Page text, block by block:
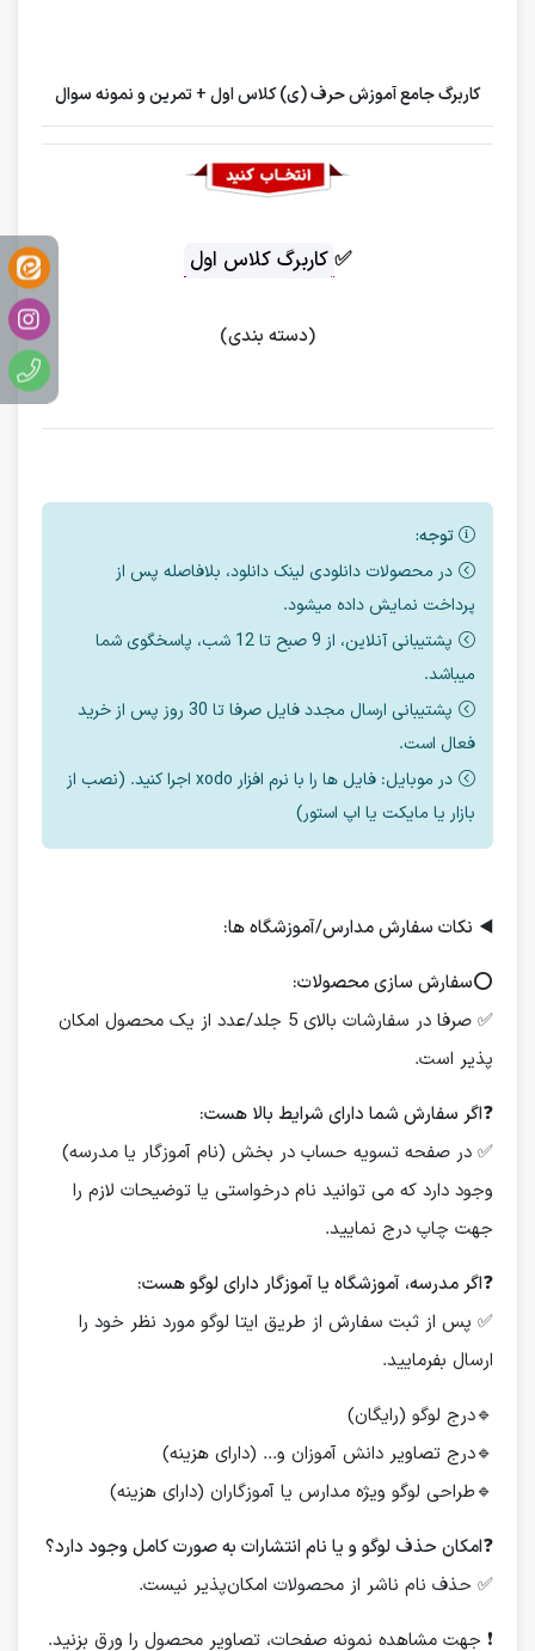
کاربرگ جامع آموزش حرف (ی) کلاس اول + تمرین و نمونه سوال
✅کاربرگ کلاس اول
(دسته بندی)
توجه:
در محصولات دانلودی لینک دانلود، بلافاصله پس از
پرداخت نمایش داده میشود.
پشتیبانی آنلاین، از 9 صبح تا 12 شب، پاسخگوی شما
میباشد.
پشتیبانی ارسال مجدد فایل صرفا تا 30 روز پس از خرید
فعال است.
در موبایل: فایل ها را با نرم افزار xodo اجرا کنید. (نصب از
بازار یا مایکت یا اپ استور)
◀️ نکات سفارش مدارس/آموزشگاه ها:
⭕️سفارش سازی محصولات:
✅ صرفا در سفارشات بالای 5 جلد/عدد از یک محصول امکان
پذیر است.
❓اگر سفارش شما دارای شرایط بالا هست:
✅ در صفحه تسویه حساب در بخش (نام آموزگار یا مدرسه)
وجود دارد که می توانید نام درخواستی یا توضیحات لازم را
جهت چاپ درج نمایید.
❓اگر مدرسه، آموزشگاه یا آموزگار دارای لوگو هست:
✅ پس از ثبت سفارش از طریق ایتا لوگو مورد نظر خود را
ارسال بفرمایید.
🔹درج لوگو (رایگان)
🔹درج تصاویر دانش آموزان و... (دارای هزینه)
🔹طراحی لوگو ویژه مدارس یا آموزگاران (دارای هزینه)
❓امکان حذف لوگو و یا نام انتشارات به صورت کامل وجود دارد؟
✅ حذف نام ناشر از محصولات امکان‌پذیر نیست.
❗️ جهت مشاهده نمونه صفحات، تصاویر محصول را ورق بزنید.